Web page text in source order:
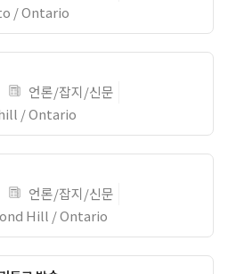
/ Ontario
언론/잡지/신문
/ Ontario
언론/잡지/신문
Hill / Ontario